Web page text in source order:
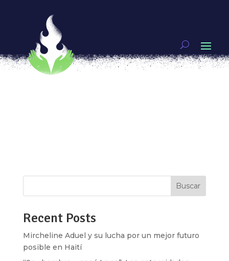
5 Guerreras que nos dieron matria
porIxchel Aguirre
guerreras
[vc_row type=»in_container»
Buscar
Recent Posts
Mircheline Aduel y su lucha por un mejor futuro
posible en Haití